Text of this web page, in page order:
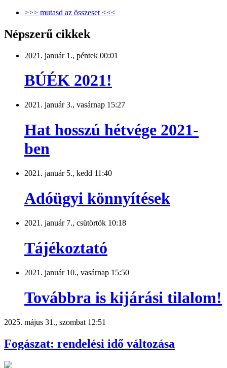
>>> mutasd az összeset <<<
Népszerű cikkek
2021. január 1., péntek 00:01
BÚÉK 2021!
2021. január 3., vasárnap 15:27
Hat hosszú hétvége 2021-
ben
2021. január 5., kedd 11:40
Adóügyi könnyítések
2021. január 7., csütörtök 10:18
Tájékoztató
2021. január 10., vasárnap 15:50
Továbbra is kijárási tilalom!
2025. május 31., szombat 12:51
Fogászat: rendelési idő változása